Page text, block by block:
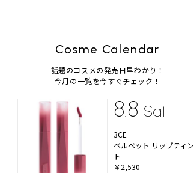
Cosme Calendar
話題のコスメの発売日早わかり！
今月の一覧を今すぐチェック！
8.8 Sat
3CE
ベルベット リップティン
ト
￥2,530